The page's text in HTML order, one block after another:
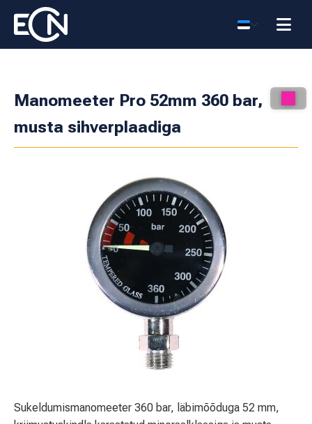
Manomeeter Pro 52mm 360 bar,
musta sihverplaadiga
Sukeldumismanomeeter 360 bar, läbimõõduga 52 mm,